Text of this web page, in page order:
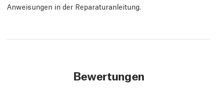
Anweisungen in der Reparaturanleitung.
Bewertungen